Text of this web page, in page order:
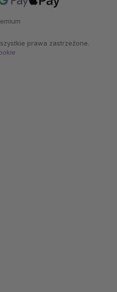
prawa zastrzeżone.